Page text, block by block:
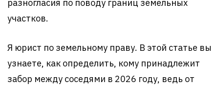
разногласия по поводу границ земельных
участков.
Я юрист по земельному праву. В этой статье вы
узнаете, как определить, кому принадлежит
забор между соседями в 2026 году, ведь от